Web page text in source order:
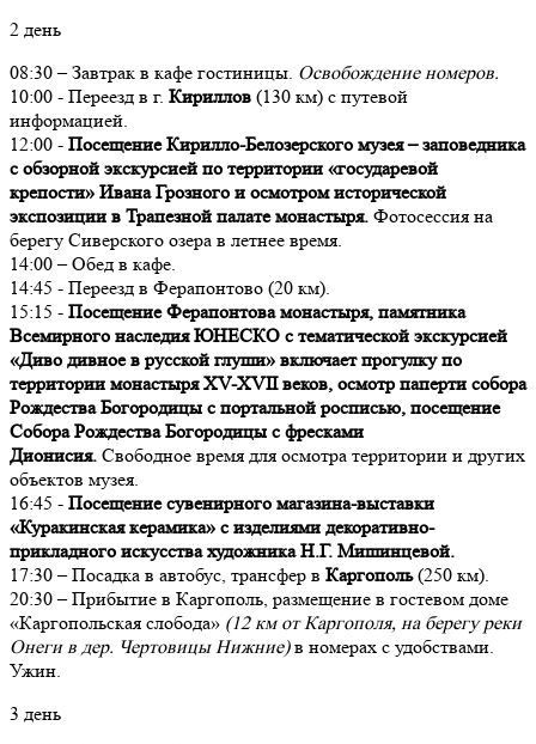
2 день
08:30 – Завтрак в кафе гостиницы. Освобождение номеров.
10:00 - Переезд в г. Кириллов (130 км) с путевой
информацией.
12:00 - Посещение Кирилло-Белозерского музея – заповедника
с обзорной экскурсией по территории «государевой
крепости» Ивана Грозного и осмотром исторической
экспозиции в Трапезной палате монастыря. Фотосессия на
берегу Сиверского озера в летнее время.
14:00 – Обед в кафе.
14:45 - Переезд в Ферапонтово (20 км).
15:15 - Посещение Ферапонтова монастыря, памятника
Всемирного наследия ЮНЕСКО с тематической экскурсией
«Диво дивное в русской глуши» включает прогулку по
территории монастыря XV-XVII веков, осмотр паперти собора
Рождества Богородицы с портальной росписью, посещение
Собора Рождества Богородицы с фресками
Дионисия. Свободное время для осмотра территории и других
объектов музея.
16:45 - Посещение сувенирного магазина-выставки
«Куракинская керамика» с изделиями декоративно-
прикладного искусства художника Н.Г. Мишинцевой.
17:30 – Посадка в автобус, трансфер в Каргополь(250 км).
20:30 – Прибытие в Каргополь, размещение в гостевом доме
«Каргопольская слобода» (12 км от Каргополя, на берегу реки
Онеги в дер. Чертовицы Нижние)в номерах с удобствами.
Ужин.
3 день